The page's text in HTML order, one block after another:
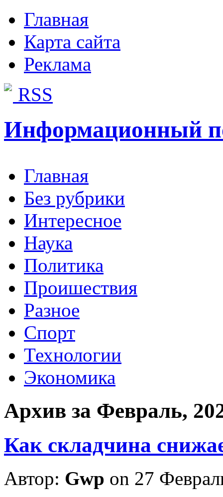
Главная
Карта сайта
Реклама
RSS
Информационный
Главная
Без рубрики
Интересное
Наука
Политика
Проишествия
Разное
Спорт
Технологии
Экономика
Архив за Февраль,
Как складчина
Автор: Gwp on 27